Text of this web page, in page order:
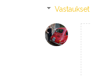
Vastaukset